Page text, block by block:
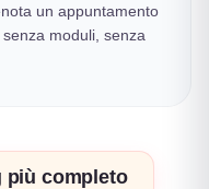
più completo
un appuntamento
moduli, senza